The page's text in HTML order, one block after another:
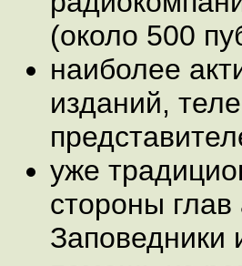
(около 500
наиболее
изданий,
уже
стороны
Заповедники